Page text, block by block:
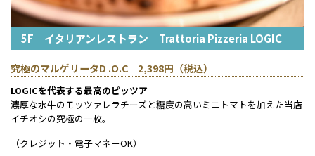
5F イタリアンレストラン Trattoria Pizzeria LOGIC
究極のマルゲリータD .O.C 2,398円（税込）
LOGICを代表する最高のピッツア
濃厚な水牛のモッツァレラチーズと糖度の高いミニトマトを加えた当店
イチオシの究極の一枚。
（クレジット・電子マネーOK）